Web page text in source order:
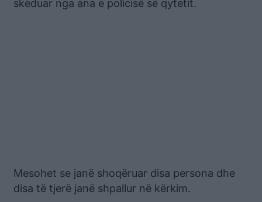
skeduar nga ana e policisë së qytetit.
Mesohet se janë shoqëruar disa persona dhe
disa të tjerë janë shpallur në kërkim.